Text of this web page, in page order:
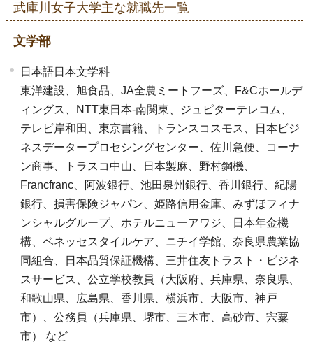
武庫川女子大学主な就職先一覧
文学部
日本語日本文学科
東洋建設、旭食品、JA全農ミートフーズ、F&Cホールデ
ィングス、NTT東日本-南関東、ジュピターテレコム、
テレビ岸和田、東京書籍、トランスコスモス、日本ビジ
ネスデータープロセシングセンター、佐川急便、コーナ
ン商事、トラスコ中山、日本製麻、野村鋼機、
Francfranc、阿波銀行、池田泉州銀行、香川銀行、紀陽
銀行、損害保険ジャパン、姫路信用金庫、みずほフィナ
ンシャルグループ、ホテルニューアワジ、日本年金機
構、ベネッセスタイルケア、ニチイ学館、奈良県農業協
同組合、日本品質保証機構、三井住友トラスト・ビジネ
スサービス、公立学校教員（大阪府、兵庫県、奈良県、
和歌山県、広島県、香川県、横浜市、大阪市、神戸
市）、公務員（兵庫県、堺市、三木市、高砂市、宍粟
市） など